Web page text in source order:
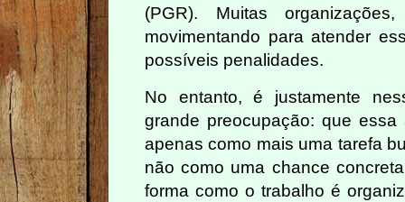
(PGR). Muitas
movimentando para atender
possíveis penalidades.
No entanto, é justamente
grande preocupação: que
apenas como mais uma tarefa
não como uma chance
forma como o trabalho é